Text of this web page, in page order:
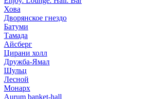
Хова
Дворянское гнездо
Батуми
Тамада
Айсберг
Цирани холл
Дружба-Ямал
Шульц
Лесной
Монарх
Aurum banket-hall